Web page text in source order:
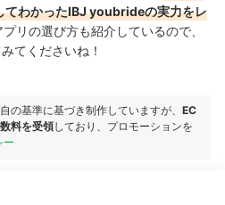
てわかったIBJ youbrideの実力をレ
リの選び方も紹介しているので、
てくださいね！
の基準に基づき制作していますが、 EC
料を受領しており、プロモーションを
ー